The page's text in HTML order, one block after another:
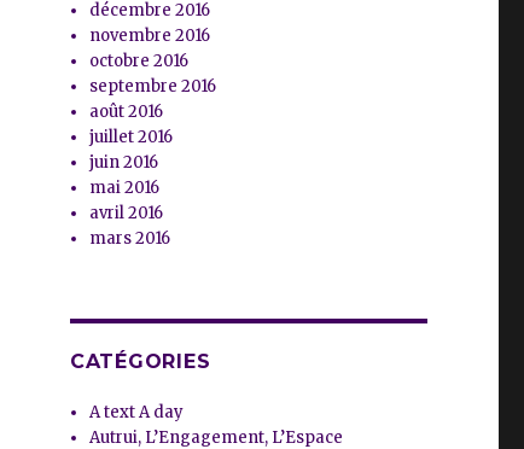
décembre 2016
novembre 2016
octobre 2016
septembre 2016
août 2016
juillet 2016
juin 2016
mai 2016
avril 2016
mars 2016
CATÉGORIES
A text A day
Autrui, L’Engagement, L’Espace